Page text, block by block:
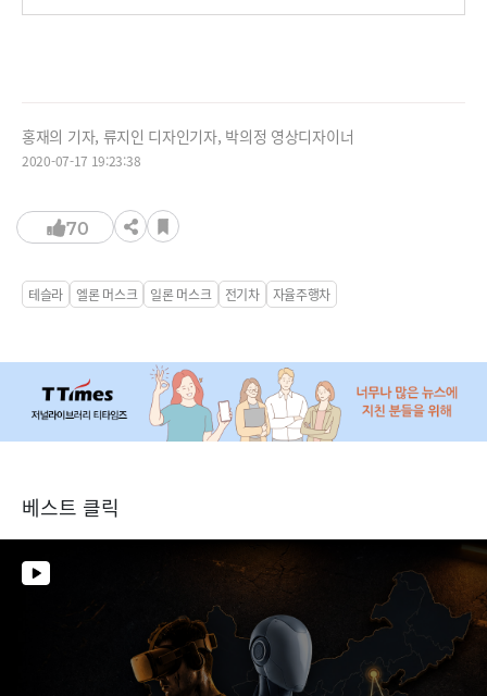
홍재의 기자, 류지인 디자인기자, 박의정 영상디자이너
2020-07-17 19:23:38
70
테슬라 엘론 머스크 일론 머스크 전기차 자율주행차
베스트 클릭